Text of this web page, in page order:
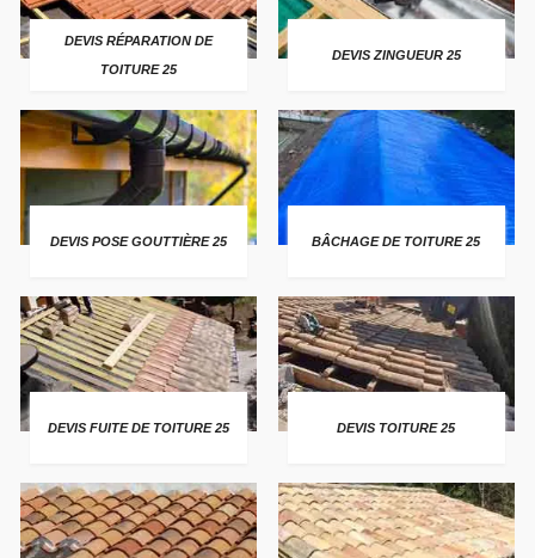
DEVIS RÉPARATION DE
TOITURE 25
DEVIS ZINGUEUR 25
DEVIS POSE GOUTTIÈRE 25 BÂCHAGE DE TOITURE 25
DEVIS FUITE DE TOITURE 25 DEVIS TOITURE 25